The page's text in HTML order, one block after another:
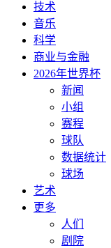
技术
音乐
科学
商业与金融
2026年世界杯
新闻
小组
赛程
球队
数据统计
球场
艺术
更多
人们
剧院